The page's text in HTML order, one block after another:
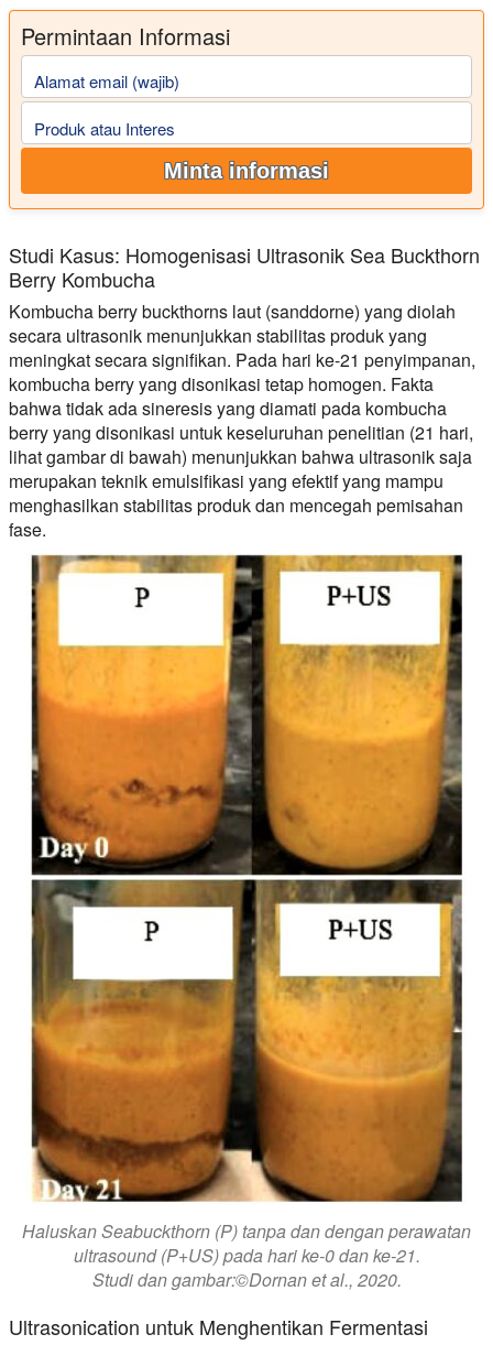
Permintaan Informasi
Alamat email (wajib)
Produk atau Interes
Minta informasi
Studi Kasus: Homogenisasi Ultrasonik Sea Buckthorn
Berry Kombucha
Kombucha berry buckthorns laut (sanddorne) yang diolah
secara ultrasonik menunjukkan stabilitas produk yang
meningkat secara signifikan. Pada hari ke-21 penyimpanan,
kombucha berry yang disonikasi tetap homogen. Fakta
bahwa tidak ada sineresis yang diamati pada kombucha
berry yang disonikasi untuk keseluruhan penelitian (21 hari,
lihat gambar di bawah) menunjukkan bahwa ultrasonik saja
merupakan teknik emulsifikasi yang efektif yang mampu
menghasilkan stabilitas produk dan mencegah pemisahan
fase.
Haluskan Seabuckthorn (P) tanpa dan dengan perawatan
ultrasound (P+US) pada hari ke-0 dan ke-21.
Studi dan gambar:©Dornan et al., 2020.
Ultrasonication untuk Menghentikan Fermentasi